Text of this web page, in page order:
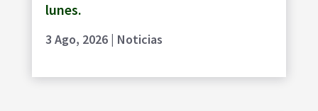
lunes.
3 Ago, 2026| Noticias